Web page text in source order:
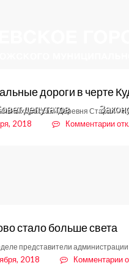
депутатов
дороги в черте
трассах «Деревня Старая –
2018 Комментариик
зиме
стало больше света
представители
2018 Комментариик